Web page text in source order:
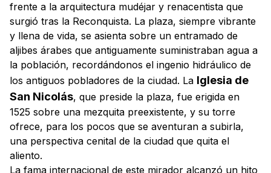
frente a la arquitectura mudéjar y renacentista que
surgió tras la Reconquista. La plaza, siempre vibrante
y llena de vida, se asienta sobre un entramado de
aljibes árabes que antiguamente suministraban agua a
la población, recordándonos el ingenio hidráulico de
los antiguos pobladores de la ciudad. La Iglesia de
San Nicolás, que preside la plaza, fue erigida en
1525 sobre una mezquita preexistente, y su torre
ofrece, para los pocos que se aventuran a subirla,
una perspectiva cenital de la ciudad que quita el
aliento.
La fama internacional de este mirador alcanzó un hito